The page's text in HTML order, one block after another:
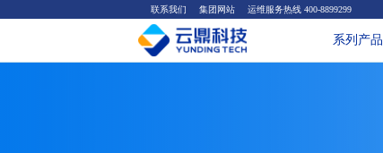
联系我们 集团网站 运维服务热线 400-8899299
系列产品